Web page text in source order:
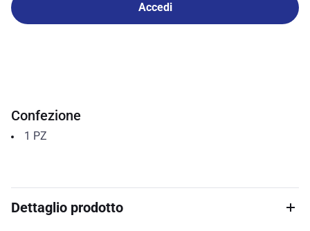
Accedi
Confezione
1 PZ
Dettaglio prodotto